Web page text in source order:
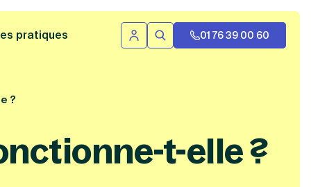
pratiques
Se connecter
Rechercher01 76 39 00 60
?
t-elle ?